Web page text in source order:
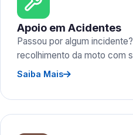
Apoio em Acidentes
Passou por algum
recolhimento da moto com
Saiba Mais